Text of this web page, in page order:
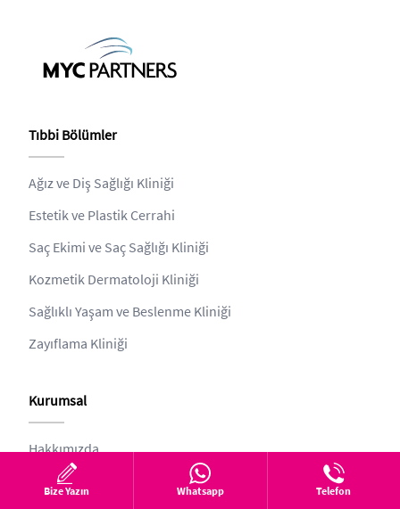
Tıbbi Bölümler
Ağız ve Diş Sağlığı Kliniği
Estetik ve Plastik Cerrahi
Saç Ekimi ve Saç Sağlığı Kliniği
Kozmetik Dermatoloji Kliniği
Sağlıklı Yaşam ve Beslenme Kliniği
Zayıflama Kliniği
Kurumsal
Hakkımızda
estethica
Bize Yazın Whatsapp Telefon